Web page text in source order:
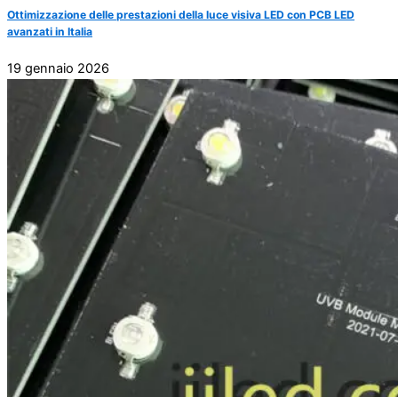
Ottimizzazione delle prestazioni della luce visiva LED con PCB LED
avanzati in Italia
19 gennaio 2026